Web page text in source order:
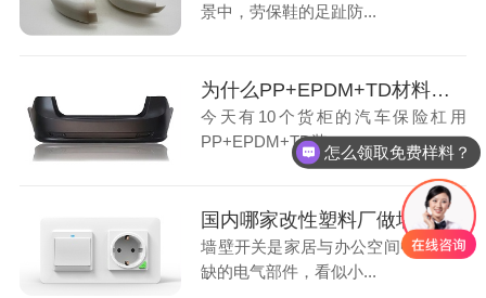
景中，劳保鞋的足趾防...
为什么PP+EPDM+TD材料成为东南亚汽车保险杠的“宠儿”
今天有10个货柜的汽车保险杠用
PP+EPDM+TD装...
国内哪家改性塑料厂做墙壁开关用阻燃PC材料比较好
墙壁开关是家居与办公空间中不可或
缺的电气部件，看似小...
怎么领取免费样料？